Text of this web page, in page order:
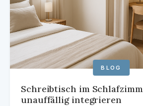
BLOG
Schreibtisch im
unauffällig integrieren